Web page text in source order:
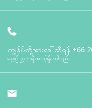
ကျွန်ုပ်တို့အားခေါ်ဆိုရန် +66
နေ့စဉ် ၂၄ နာရီ အသင့်ရှိနေပါသည်။